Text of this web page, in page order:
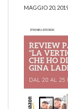
MAGGIO 20,